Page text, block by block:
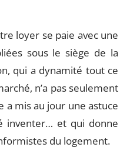
loyer se paie avec une
sous le siège de la
qui a dynamité tout ce
n’a pas seulement
a mis au jour une astuce
inventer… et qui donne
du logement.